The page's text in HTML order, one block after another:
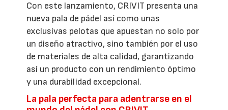
Con este lanzamiento, CRIVIT presenta una
nueva pala de pádel así como unas
exclusivas pelotas que apuestan no solo por
un diseño atractivo, sino también por el uso
de materiales de alta calidad, garantizando
así un producto con un rendimiento óptimo
y una durabilidad excepcional.
La pala perfecta para adentrarse en el